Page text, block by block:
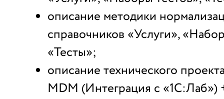
описание методики
справочников «Услуги»,
«Тесты»;
описание технического
MDM (Интеграция с